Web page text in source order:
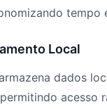
tempo
Local
dados
acesso